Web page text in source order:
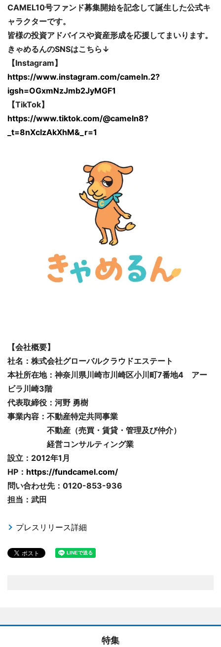
CAMEL10号ファンド募集開始を記念して誕生した公式キ
ャラクターです。
皆様の投資アドバイスや資産形成を応援してまいります。
きゃめるんのSNSはこちら↓
【Instagram】
https://www.instagram.com/cameln.2?
igsh=OGxmNzJmb2JyMGF1
【TikTok】
https://www.tiktok.com/@cameln8?
_t=8nXcIzAkXhM&_r=1
【会社概要】
社名：株式会社グローバルクラウドエステート
本社所在地：神奈川県川崎市川崎区小川町7番地4 アー
ビラ川崎3階
代表取締役：河野 勇樹
事業内容：不動産特定共同事業
不動産（売買・賃貸・管理及び仲介）
経営コンサルティング業
設立：2012年1月
HP： https://fundcamel.com/
問い合わせ先：0120-853-936
担当：武田
プレスリリース詳細
特集